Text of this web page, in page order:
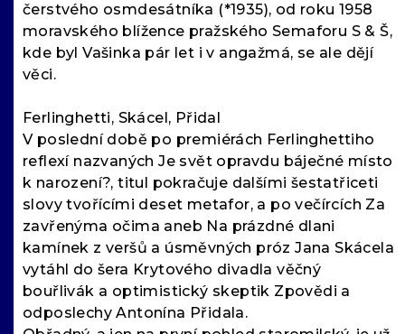
čerstvého osmdesátníka (*1935), od roku 1958
moravského blížence pražského Semaforu S & Š,
kde byl Vašinka pár let i v angažmá, se ale dějí
věci.
Ferlinghetti, Skácel, Přidal
V poslední době po premiérách Ferlinghettiho
reflexí nazvaných Je svět opravdu báječné místo
k narození?, titul pokračuje dalšími šestatřiceti
slovy tvořícími deset metafor, a po večírcích Za
zavřenýma očima aneb Na prázdné dlani
kamínek z veršů a úsměvných próz Jana Skácela
vytáhl do šera Krytového divadla věčný
bouřlivák a optimistický skeptik Zpovědi a
odposlechy Antonína Přidala.